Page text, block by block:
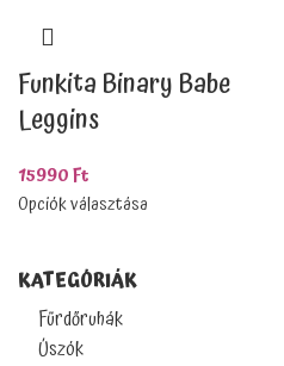
KATEGÓRIÁK
Fürdőruhák
Úszók
Funkita Binary Babe
Leggins
15990Ft
Opciók választása